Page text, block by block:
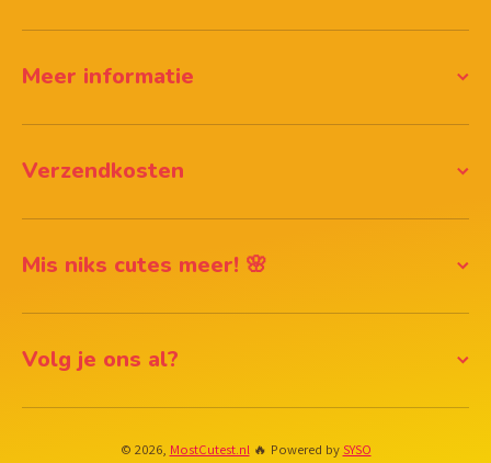
Meer informatie
Verzendkosten
Mis niks cutes meer! 🌸
Volg je ons al?
© 2026, MostCutest.nl 🔥 Powered by SYSO